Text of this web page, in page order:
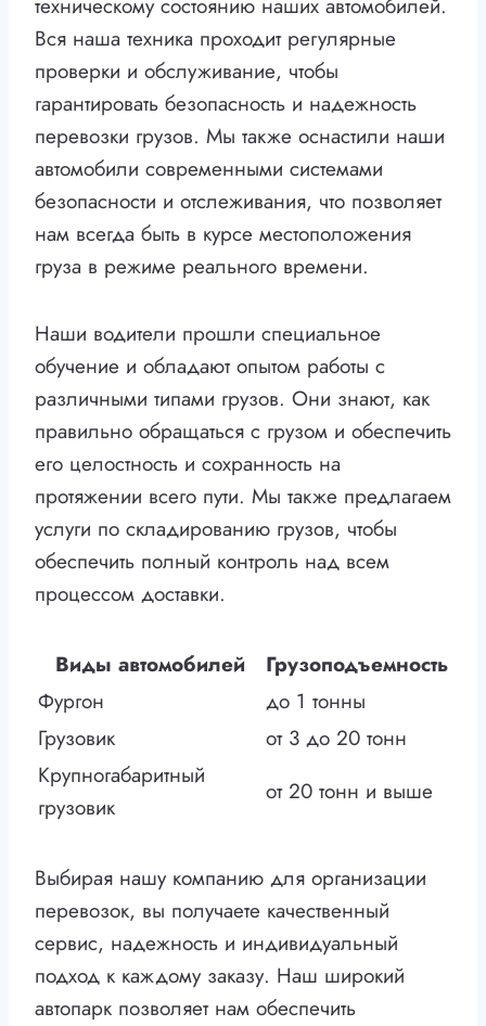
техническому состоянию наших автомобилей.
Вся наша техника проходит регулярные
проверки и обслуживание, чтобы
гарантировать безопасность и надежность
перевозки грузов. Мы также оснастили наши
автомобили современными системами
безопасности и отслеживания, что позволяет
нам всегда быть в курсе местоположения
груза в режиме реального времени.
Наши водители прошли специальное
обучение и обладают опытом работы с
различными типами грузов. Они знают, как
правильно обращаться с грузом и обеспечить
его целостность и сохранность на
протяжении всего пути. Мы также предлагаем
услуги по складированию грузов, чтобы
обеспечить полный контроль над всем
процессом доставки.
Виды автомобилей
Грузоподъемность
Фургон
до 1 тонны
Грузовик
от 3 до 20 тонн
Крупногабаритный
грузовик
от 20 тонн и выше
Выбирая нашу компанию для организации
перевозок, вы получаете качественный
сервис, надежность и индивидуальный
подход к каждому заказу. Наш широкий
автопарк позволяет нам обеспечить